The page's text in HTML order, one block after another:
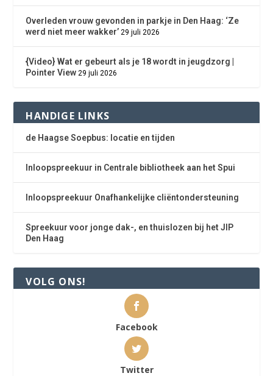
Overleden vrouw gevonden in parkje in Den Haag: ‘Ze
werd niet meer wakker’ 29 juli 2026
{Video} Wat er gebeurt als je 18 wordt in jeugdzorg |
Pointer View 29 juli 2026
HANDIGE LINKS
de Haagse Soepbus: locatie en tijden
Inloopspreekuur in Centrale bibliotheek aan het Spui
Inloopspreekuur Onafhankelijke cliëntondersteuning
Spreekuur voor jonge dak-, en thuislozen bij het JIP
Den Haag
VOLG ONS!
Facebook
Twitter